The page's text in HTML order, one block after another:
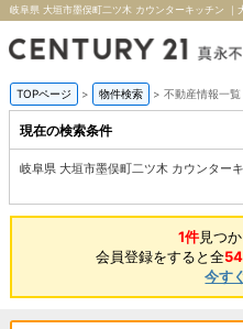
岐阜県 大垣市墨俣町二ツ木 カウンターキッチン ｜
TOPページ > 物件検索 > 不動産情報一覧
現在の検索条件
岐阜県 大垣市墨俣町二ツ木 カウンター
1件見つ
会員登録をすると全
今す